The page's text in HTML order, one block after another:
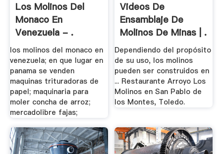
Los Molinos Del
Monaco En
Venezuela - .
los molinos del monaco en
venezuela; en que lugar en
panama se venden
maquinas trituradoras de
papel; maquinaria para
moler concha de arroz;
mercadolibre fajas;
Videos De
Ensamblaje De
Molinos De Minas | .
Dependiendo del propósito
de su uso, los molinos
pueden ser construidos en
... Restaurante Arroyo Los
Molinos en San Pablo de
los Montes, Toledo.